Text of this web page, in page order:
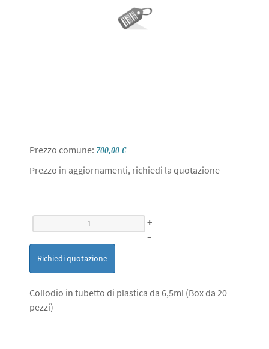
Prezzo comune: 700,00 €
Prezzo in aggiornamenti, richiedi la quotazione
+
–
Richiedi quotazione
Collodio in tubetto di plastica da 6,5ml (Box da 20
pezzi)